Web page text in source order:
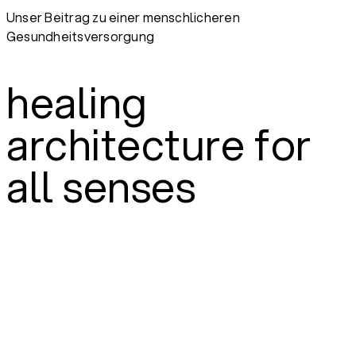
Unser Beitrag zu einer menschlicheren
Gesundheitsversorgung
healing
architecture for
all senses